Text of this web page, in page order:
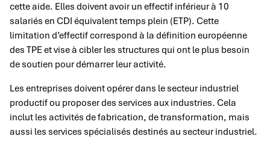
cette aide. Elles doivent avoir un effectif inférieur à 10
salariés en CDI équivalent temps plein (ETP). Cette
limitation d’effectif correspond à la définition européenne
des TPE et vise à cibler les structures qui ont le plus besoin
de soutien pour démarrer leur activité.
Les entreprises doivent opérer dans le secteur industriel
productif ou proposer des services aux industries. Cela
inclut les activités de fabrication, de transformation, mais
aussi les services spécialisés destinés au secteur industriel.